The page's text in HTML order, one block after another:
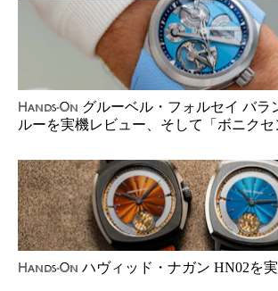
Hands-On グルーベル・フォルセイ バラ
ルーを実機レビュー、そして「ボニクセ
Hands-On ハヴィッド・ナガン HN02を